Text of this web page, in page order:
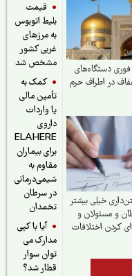
قیمت
بلیط اتوبوس
به مرزهای
غربی کشور
مشخص شد
کمک به
تأمین مالی
یا واردات
داروی
ELAHERE
برای بیماران
مقاوم به
شیمی‌درمانی
در سرطان
تخمدان
آیا با کپی
مدارک می
توان سوار
قطار شد؟
اطراف حرم
بیشتر
و
اختلافات